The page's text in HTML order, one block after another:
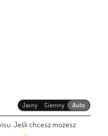
Jasny Ciemny Auto
Jeśli chcesz możesz